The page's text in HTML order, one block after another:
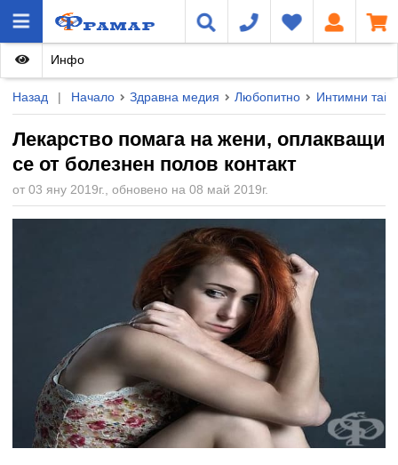
Назад | Начало Здравна медия Любопитно Интимни
Лекарство помага на жени, оплакващи
се от болезнен полов контакт
от 03 яну 2019г., обновено на 08 май 2019г.
Инфо